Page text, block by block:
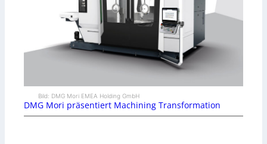
Bild: DMG Mori EMEA Holding GmbH
DMG Mori präsentiert Machining Transformation